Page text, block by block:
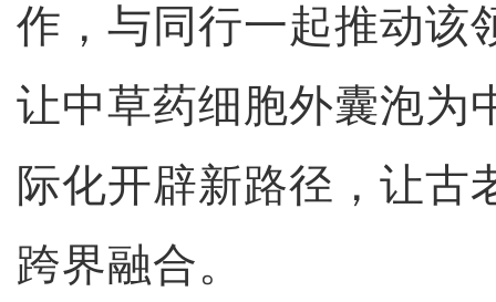
作，与同行一起推动该
让中草药细胞外囊泡为
际化开辟新路径，让古
跨界融合。